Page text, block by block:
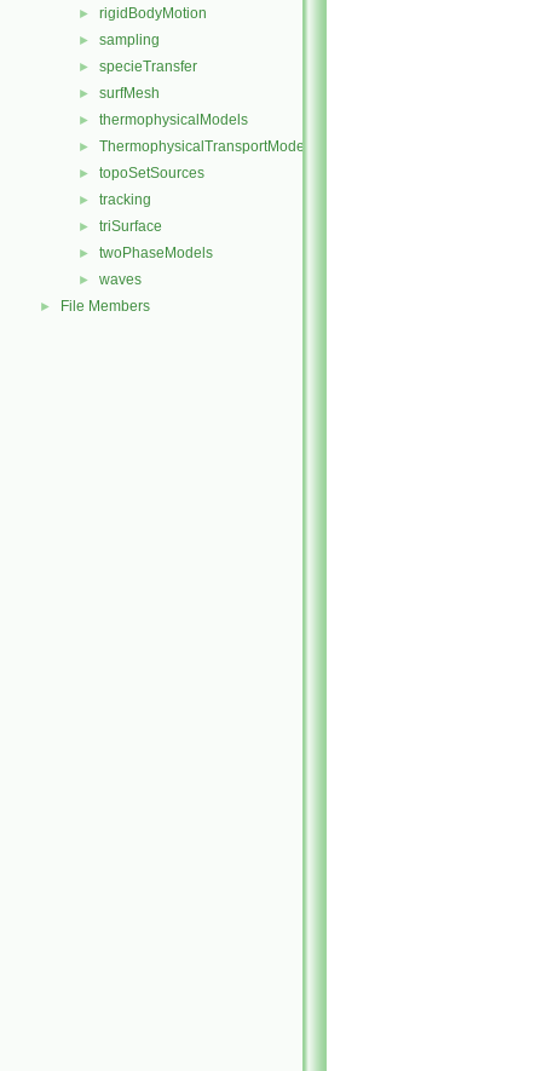
► rigidBodyMotion
► sampling
► specieTransfer
► surfMesh
► thermophysicalModels
► ThermophysicalTransportModels
► topoSetSources
► tracking
► triSurface
► twoPhaseModels
► waves
► File Members